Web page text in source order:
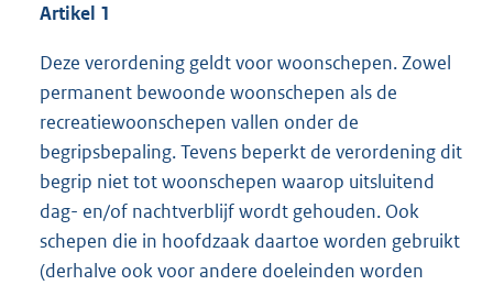
Artikel 1
Deze verordening geldt voor woonschepen. Zowel
permanent bewoonde woonschepen als de
recreatiewoonschepen vallen onder de
begripsbepaling. Tevens beperkt de verordening dit
begrip niet tot woonschepen waarop uitsluitend
dag- en/of nachtverblijf wordt gehouden. Ook
schepen die in hoofdzaak daartoe worden gebruikt
(derhalve ook voor andere doeleinden worden